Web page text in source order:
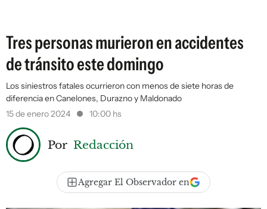
Tres personas murieron en accidentes
de tránsito este domingo
Los siniestros fatales ocurrieron con menos de siete horas de
diferencia en Canelones, Durazno y Maldonado
15 de enero 2024
10:00 hs
Por Redacción
Agregar El Observador en